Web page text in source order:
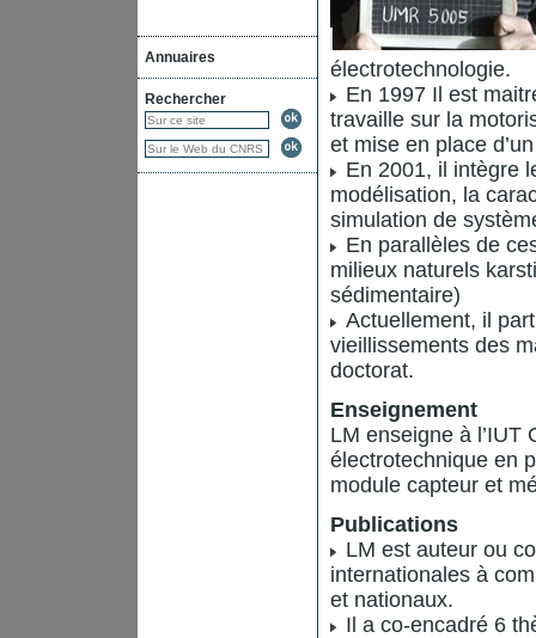
Annuaires
Rechercher
électrotechnologie.
En 1997 Il est
travaille sur la
et mise en place
En 2001, il intègre
modélisation, la
simulation de
En parallèles de
milieux naturels
sédimentaire)
Actuellement, il
vieillissements des
doctorat.
Enseignement
LM enseigne à l’IUT
électrotechnique en
module capteur et
Publications
LM est auteur ou
internationales à
et nationaux.
Il a co-encadré 6